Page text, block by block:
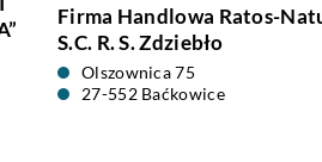
Firma Handlowa Ratos-
S.C. R. S. Zdziebło
Olszownica 75
27-552 Baćkowice